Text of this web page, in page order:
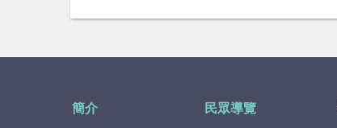
簡介 民眾導覽